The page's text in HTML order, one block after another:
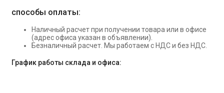
способы оплаты:
Наличный расчет при получении товара или в офисе
(адрес офиса указан в объявлении).
Безналичный расчет. Мы работаем с НДС и без НДС.
График работы склада и офиса: